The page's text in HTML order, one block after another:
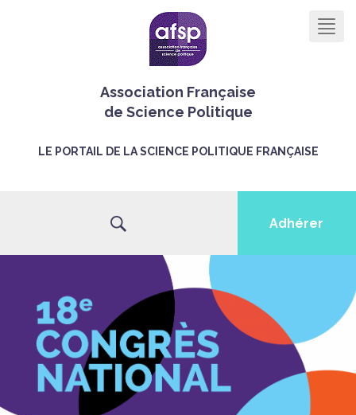
Association Française
de Science Politique
LE PORTAIL DE LA SCIENCE POLITIQUE FRANÇAISE
Adhérer